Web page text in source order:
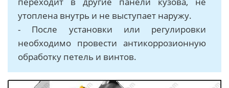
утоплена внутрь и не выступает наружу.
- После установки или регулировки
необходимо провести антикоррозионную
обработку петель и винтов.